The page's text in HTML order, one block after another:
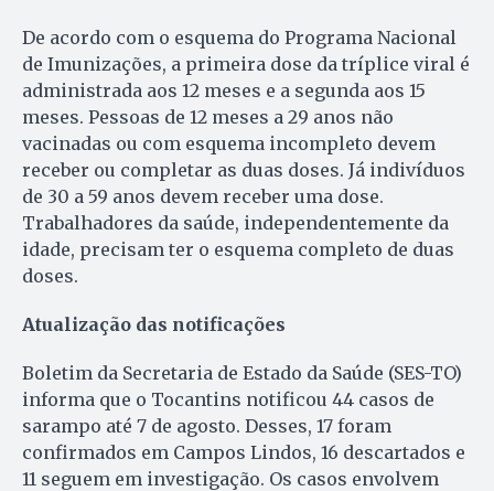
De acordo com o esquema do Programa Nacional
de Imunizações, a primeira dose da tríplice viral é
administrada aos 12 meses e a segunda aos 15
meses. Pessoas de 12 meses a 29 anos não
vacinadas ou com esquema incompleto devem
receber ou completar as duas doses. Já indivíduos
de 30 a 59 anos devem receber uma dose.
Trabalhadores da saúde, independentemente da
idade, precisam ter o esquema completo de duas
doses.
Atualização das notificações
Boletim da Secretaria de Estado da Saúde (SES-TO)
informa que o Tocantins notificou 44 casos de
sarampo até 7 de agosto. Desses, 17 foram
confirmados em Campos Lindos, 16 descartados e
11 seguem em investigação. Os casos envolvem